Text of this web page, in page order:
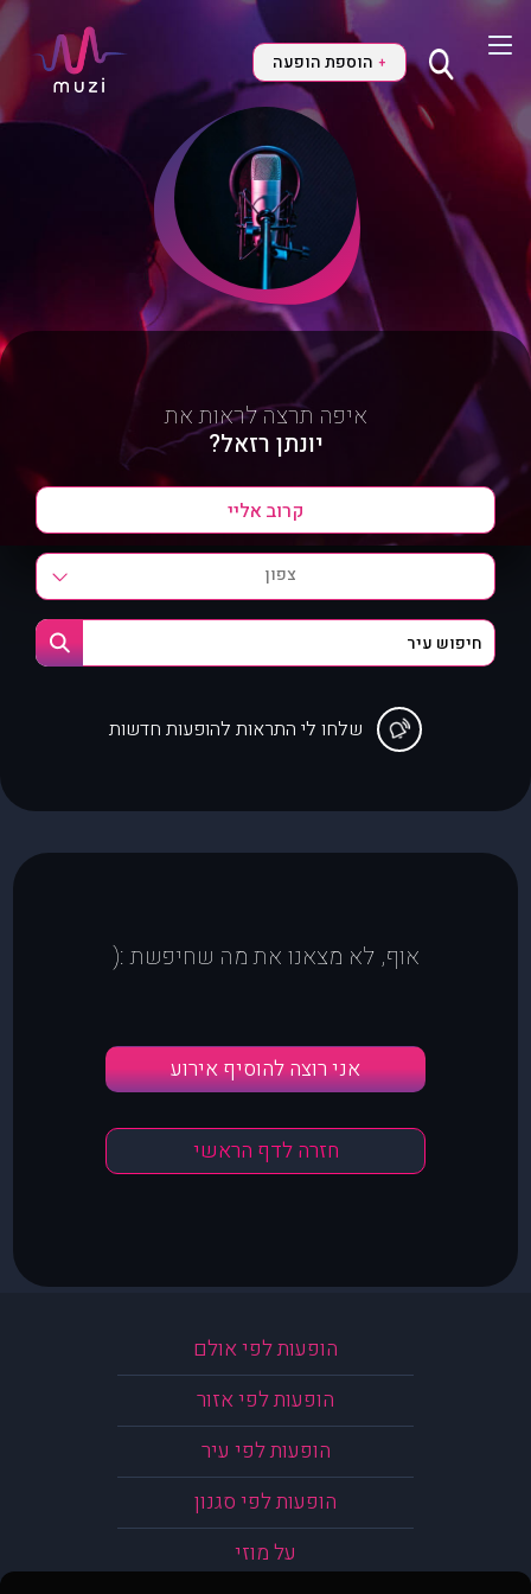
+ הוספת הופעה
איפה תרצה לראות את
יונתן רזאל?
צפון
שלחו לי התראות להופעות חדשות
אוף, לא מצאנו את מה שחיפשת :(
אני רוצה להוסיף אירוע
חזרה לדף הראשי
הופעות לפי אולם
הופעות לפי אזור
הופעות לפי עיר
הופעות לפי סגנון
על מוזי